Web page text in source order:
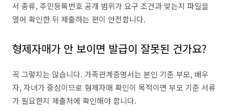
서 종류, 주민등록번호 공개 범위가 요구 조건과 맞는지 파일을
열어 확인한 뒤 제출하는 편이 안전합니다.
형제자매가 안 보이면 발급이 잘못된 건가요?
꼭 그렇지는 않습니다. 가족관계증명서는 본인 기준 부모, 배우
자, 자녀가 중심이므로 형제자매 확인이 목적이면 부모 기준 서류
가 필요한지 제출처에 확인해야 합니다.